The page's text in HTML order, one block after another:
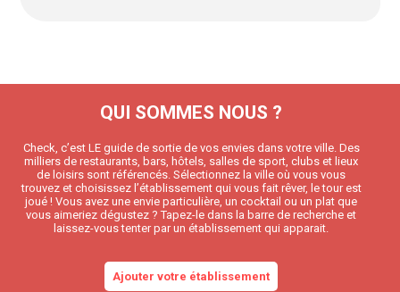
QUI SOMMES NOUS ?
Check, c’est LE guide de sortie de vos envies dans votre ville. Des
milliers de restaurants, bars, hôtels, salles de sport, clubs et lieux
de loisirs sont référencés. Sélectionnez la ville où vous vous
trouvez et choisissez l’établissement qui vous fait rêver, le tour est
joué ! Vous avez une envie particulière, un cocktail ou un plat que
vous aimeriez dégustez ? Tapez-le dans la barre de recherche et
laissez-vous tenter par un établissement qui apparait.
Ajouter votre établissement